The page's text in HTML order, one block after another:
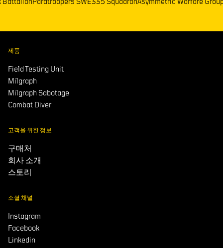
제품
Field Testing Unit
Milgraph
Milgraph Sabotage
Combat Diver
고객을 위한 정보
구매처
회사 소개
스토리
소셜 채널
Instagram
Facebook
Linkedin